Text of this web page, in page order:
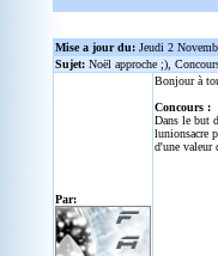
Mise a jour du: Jeudi 2
Sujet: Noël approche ;),
Par:
Bonjour à
Concours :
Dans le but
lunionsacre
d'une valeur